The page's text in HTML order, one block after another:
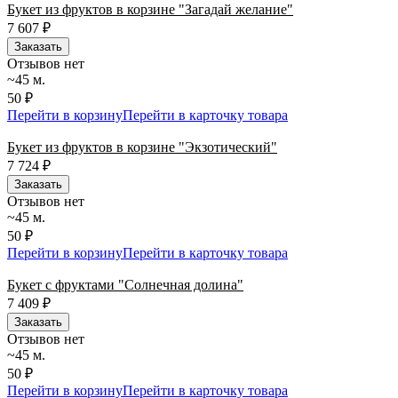
Букет из фруктов в корзине "Загадай желание"
7 607 ₽
Заказать
Отзывов нет
~45 м.
50 ₽
Перейти в корзинуПерейти в карточку товара
Букет из фруктов в корзине "Экзотический"
7 724 ₽
Заказать
Отзывов нет
~45 м.
50 ₽
Перейти в корзинуПерейти в карточку товара
Букет с фруктами "Солнечная долина"
7 409 ₽
Заказать
Отзывов нет
~45 м.
50 ₽
Перейти в корзинуПерейти в карточку товара